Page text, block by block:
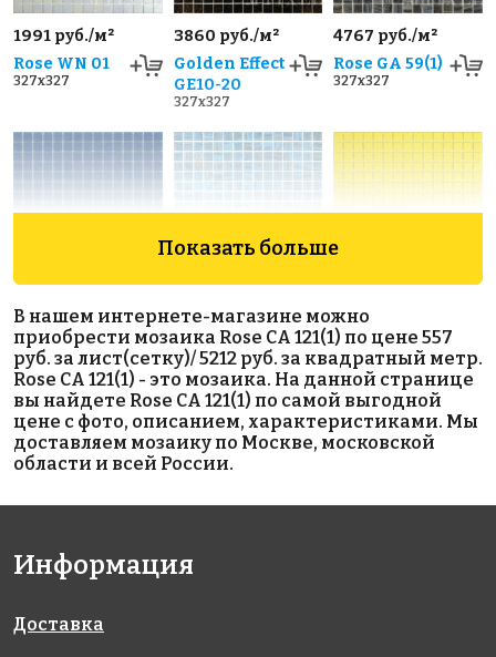
1991 руб./м²
Rose WN 01
327x327
3860 руб./м²
Golden Effect
GE10-20
327x327
4767 руб./м²
Rose GA 59(1)
327x327
Rose A 15(2+)
318x318
Rose GA 112
327x327
Rose A 90(3)
327x327
3941 руб./м²
Rose A 92(3)
Rose A 82(2)
Показать больше
В нашем интернете-магазине можно
приобрести мозаика Rose CA 121(1) по цене 557
руб. за лист(сетку)/ 5212 руб. за квадратный метр.
Rose CA 121(1) - это мозаика. На данной странице
вы найдете Rose CA 121(1) по самой выгодной
цене с фото, описанием, характеристиками. Мы
доставляем мозаику по Москве, московской
области и всей России.
Информация
Доставка